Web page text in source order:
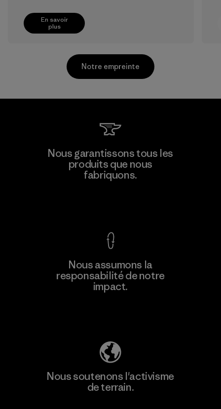
En savoir
plus
Kwang Viet Garment Co., Ltd
Notre empreinte
Nous garantissons tous les
produits que nous
fabriquons.
Nous assumons la
responsabilité de notre
impact.
Nous soutenons l'activisme
de terrain.